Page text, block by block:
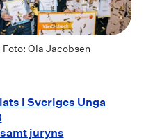
Ola Jacobsen
i Sveriges Unga
juryns